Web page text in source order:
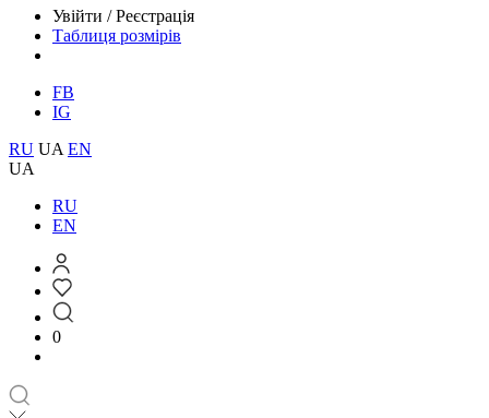
Увійти /Реєстрація
Таблиця розмірів
FB
IG
RU UA EN
UA
RU
EN
0